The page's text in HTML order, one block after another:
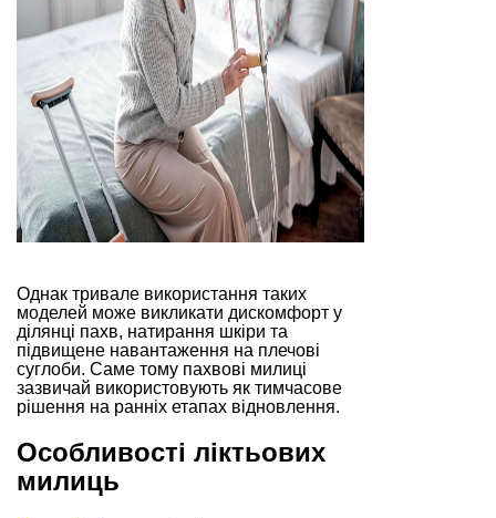
Однак тривале використання таких
моделей може викликати дискомфорт у
ділянці пахв, натирання шкіри та
підвищене навантаження на плечові
суглоби. Саме тому пахвові милиці
зазвичай використовують як тимчасове
рішення на ранніх етапах відновлення.
Особливості ліктьових
милиць